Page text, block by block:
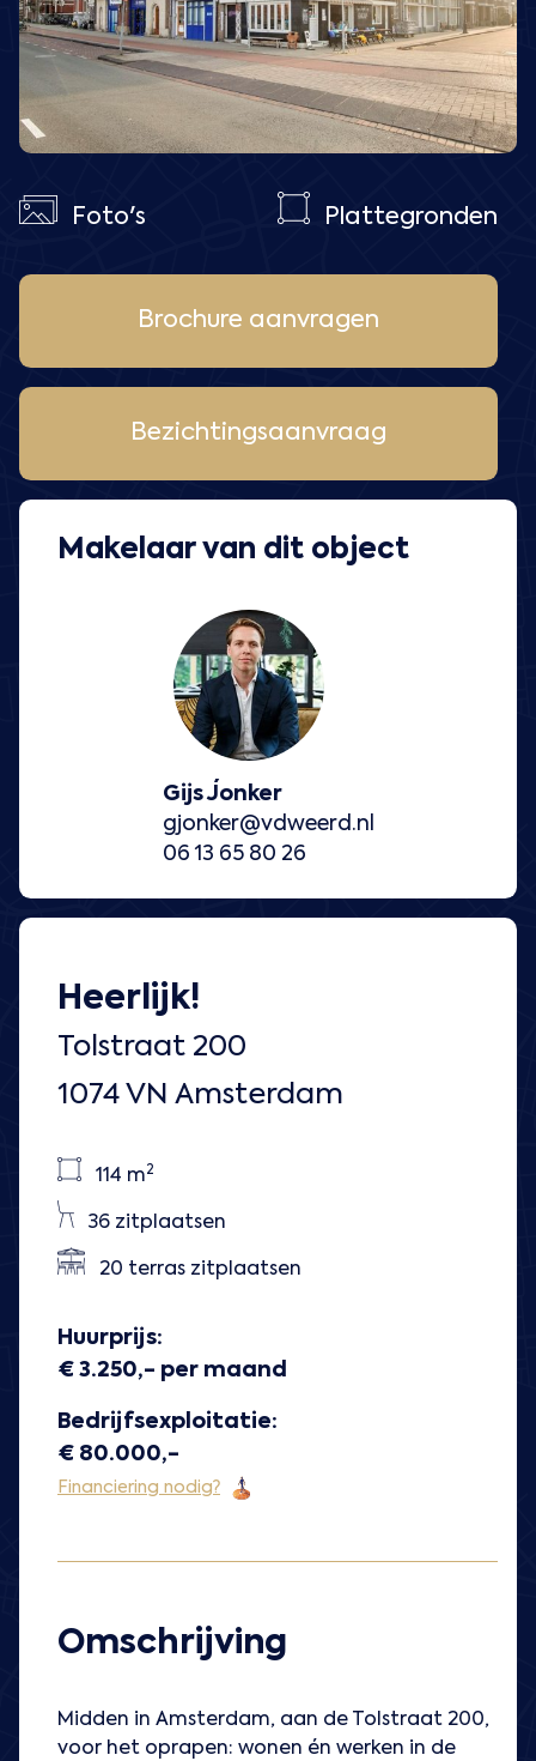
Foto's Plattegronden
Heerlijk!
Tolstraat 200
1074 VN Amsterdam
114 m2
36 zitplaatsen
20 terras zitplaatsen
Huurprijs:
€ 3.250,- per maand
Bedrijfsexploitatie:
€ 80.000,-
Financiering nodig?
Omschrijving
Midden in Amsterdam, aan de Tolstraat 200,
voor het oprapen: wonen én werken in de
Brochure aanvragen
Bezichtingsaanvraag
Makelaar van dit object
Gijs Jonker
gjonker@vdweerd.nl
06 13 65 80 26